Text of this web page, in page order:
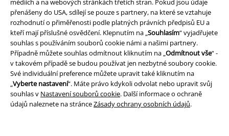
médiích a na webových stránkách třetích stran. Pokud jsou údaje
přenášeny do USA, sdílejí se pouze s partnery, na které se vztahuje
rozhodnutí o přiměřenosti podle platných právních předpisů EU a
kteří mají příslušné osvědčení. Klepnutím na „Souhlasím“ vyjadřujete
souhlas s používáním souborů cookie námi a našimi partnery.
Případně můžete souhlas odmítnout kliknutím na „Odmítnout vše“ -
v takovém případě se budou používat jen nezbytné soubory cookie.
Své individuální preference můžete upravit také kliknutím na
„Vyberte nastavení“. Máte právo kdykoli odvolat nebo upravit svůj
souhlas v Nastavení souborů cookie. Další informace o ochraně
údajů naleznete na stránceZásady ochrany osobních údajů.
Právní informace
Podmínky
Prohlášení
Ochrana osobních údajů
Likvidace odpadu a ochrana životního prostředí